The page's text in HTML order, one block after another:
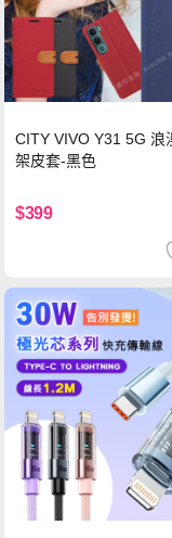
CITY VIVO Y31 5G 浪
架皮套-黑色
$399